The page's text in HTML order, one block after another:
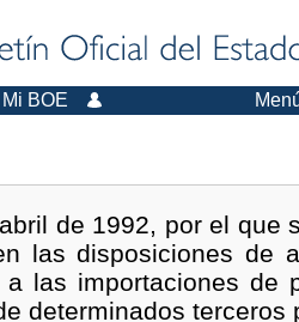
Mi BOE
de 1992, por el que
las disposiciones de
las importaciones de
determinados terceros